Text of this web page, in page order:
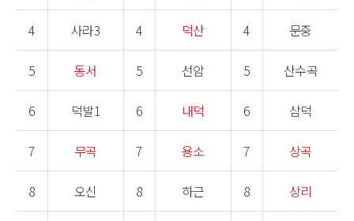
4 사라3 4 덕산 4 문중
5 동서 5 선암 5 산수곡
6 덕발1 6 내덕 6 삼덕
7 무곡 7 용소 7 상곡
8 오신 8 하근 8 상리